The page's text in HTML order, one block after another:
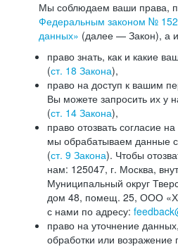
Мы соблюдаем ваши права,
Федеральным законом №
данных» (далее — Закон), а
право знать, как и какие
(ст. 18 Закона),
право на доступ к вашим
Вы можете запросить их у
(ст. 14 Закона),
право отозвать согласие
мы обрабатываем данные с
(ст. 9 Закона). Чтобы
нам: 125047, г. Москва,
Муниципальный округ
дом 48, помещ. 25, ООО
с нами по адресу:
право на уточнение
обработки или возражение